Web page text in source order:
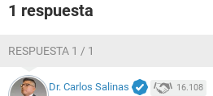
1 respuesta
RESPUESTA 1 / 1
Dr. Carlos Salinas 16.108